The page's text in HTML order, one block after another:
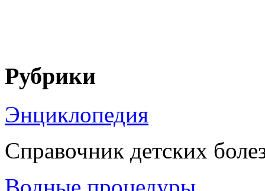
Рубрики
Энциклопедия
Справочник детских